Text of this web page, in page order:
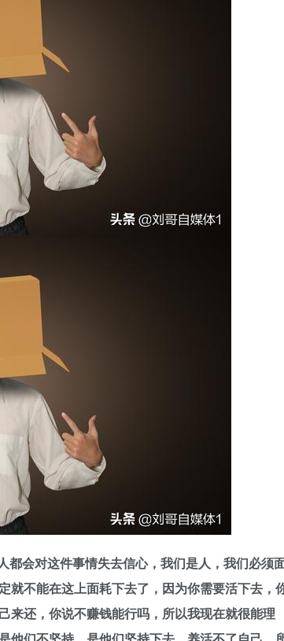
会对这件事情失去信心，我们是人，我们必须
就不能在这上面耗下去了，因为你需要活下去，
来还，你说不赚钱能行吗，所以我现在就很能理